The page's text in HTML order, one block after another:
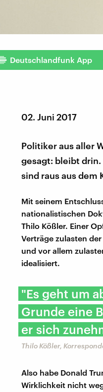
Deutschlandfunk App
02. Juni 2017
Politiker aus aller
gesagt: bleibt drin.
sind raus aus dem
Mit seinem
nationalistischen
Thilo Kößler. Einer
Verträge zulasten
und vor allem
idealisiert.
"Es geht um
Grunde eine
er sich
Thilo Kößler,
Also habe Donald
Wirklichkeit nicht